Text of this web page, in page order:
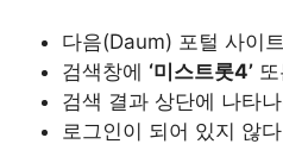
다음(Daum) 포털 사이
검색창에 ‘미스트롯4’
검색 결과 상단에 나타
로그인이 되어 있지 않